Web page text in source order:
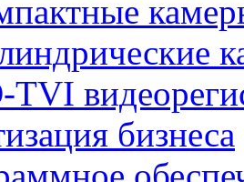
TVI
бизнеса